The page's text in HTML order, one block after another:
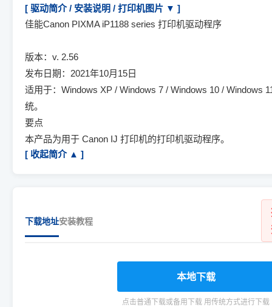
[ 驱动简介 / 安装说明 / 打印机图片 ▼ ]
佳能Canon PIXMA iP1188 series 打印机驱动程序
版本：v. 2.56
发布日期：2021年10月15日
适用于：Windows XP / Windows 7 / Windows 10 / Windows
统。
要点
本产品为用于 Canon IJ 打印机的打印机驱动程序。
[ 收起简介 ▲ ]
下载地址安装教程
本地下载
点击普通下载或备用下载 用传统方式进行下载